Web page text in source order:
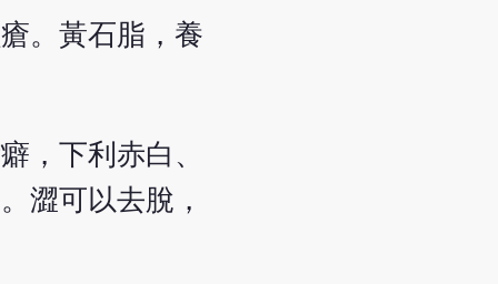
。黃石脂，養
，下利赤白、
澀可以去脫，